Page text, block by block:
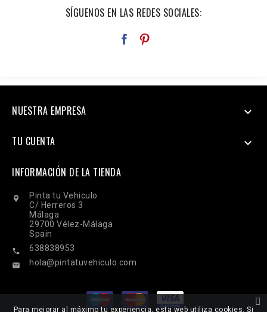
SÍGUENOS EN LAS REDES SOCIALES:
NUESTRA EMPRESA 
TU CUENTA 
INFORMACIÓN DE LA TIENDA

Pinta tu Vehiculo
C/ Herreros 3
Málaga
29700 Vélez-Málaga
Spain
 638838953
 hola@pintatuvehiculo.com
Para mejorar al máximo tu experiencia, esta web utiliza cookies. Si